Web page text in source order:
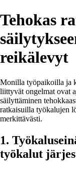
Tehokas
reikälevyt
Monilla työpaikoilla ja
liittyvät ongelmat ovat
säilyttäminen
ratkaisuilla työkalujen
merkittävästi.
1.
työkalut